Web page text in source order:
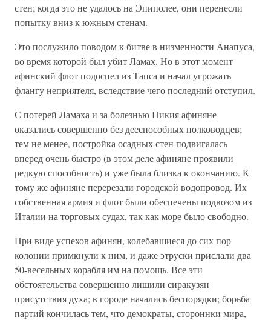
стен; когда это не удалось на Эпиполее, они перенесли
попытку вниз к южным стенам.
Это послужило поводом к битве в низменности Анапуса,
во время которой был убит Ламах. Но в этот момент
афинский флот подоспел из Тапса и начал угрожать
флангу неприятеля, вследствие чего последний отступил.
С потерей Ламаха и за болезнью Никия афиняне
оказались совершенно без дееспособных полководцев;
тем не менее, постройка осадных стен подвигалась
вперед очень быстро (в этом деле афиняне проявили
редкую способность) и уже была близка к окончанию. К
тому же афиняне перерезали городской водопровод. Их
собственная армия и флот были обеспечены подвозом из
Италии на торговых судах, так как море было свободно.
При виде успехов афинян, колебавшиеся до сих пор
колонии примкнули к ним, и даже этруски прислали два
50-весельных корабля им на помощь. Все эти
обстоятельства совершенно лишили сиракузян
присутствия духа; в городе начались беспорядки; борьба
партий кончилась тем, что демократы, стороннки мира,